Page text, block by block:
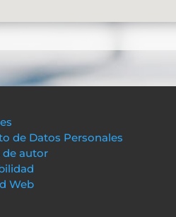
de Datos Personales
de autor
Web